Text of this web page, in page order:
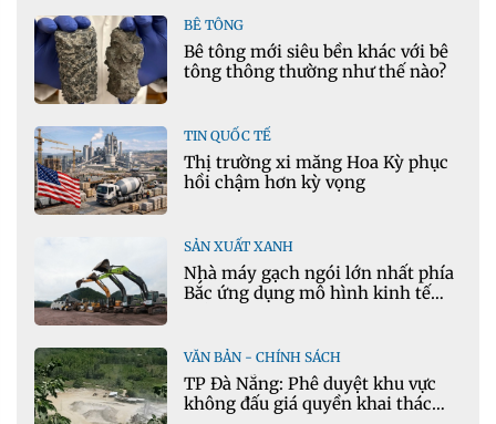
BÊ TÔNG
Bê tông mới siêu bền khác với bê
tông thông thường như thế nào?
TIN QUỐC TẾ
Thị trường xi măng Hoa Kỳ phục
hồi chậm hơn kỳ vọng
SẢN XUẤT XANH
Nhà máy gạch ngói lớn nhất phía
Bắc ứng dụng mô hình kinh tế
VĂN BẢN - CHÍNH SÁCH
TP Đà Nẵng: Phê duyệt khu vực
không đấu giá quyền khai thác